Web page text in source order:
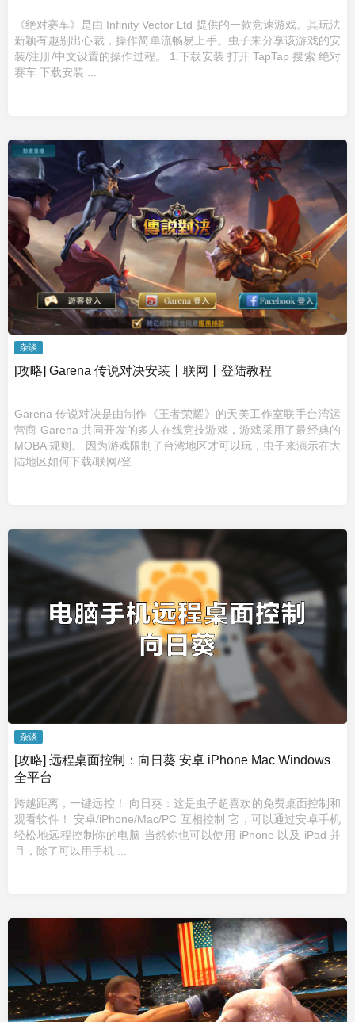
《绝对赛车》是由 Infinity Vector Ltd 提供的一款竞速游戏。其玩法
新颖有趣别出心裁，操作简单流畅易上手。虫子来分享该游戏的安
装/注册/中文设置的操作过程。 1.下载安装 打开 TapTap 搜索 绝对
赛车 下载安装 ...
杂谈
[攻略] Garena 传说对决安装丨联网丨登陆教程
Garena 传说对决是由制作《王者荣耀》的天美工作室联手台湾运
营商 Garena 共同开发的多人在线竞技游戏，游戏采用了最经典的
MOBA 规则。 因为游戏限制了台湾地区才可以玩，虫子来演示在大
陆地区如何下载/联网/登 ...
杂谈
[攻略] 远程桌面控制：向日葵 安卓 iPhone Mac Windows
全平台
跨越距离，一键远控！ 向日葵：这是虫子超喜欢的免费桌面控制和
观看软件！ 安卓/iPhone/Mac/PC 互相控制 它，可以通过安卓手机
轻松地远程控制你的电脑 当然你也可以使用 iPhone 以及 iPad 并
且，除了可以用手机 ...